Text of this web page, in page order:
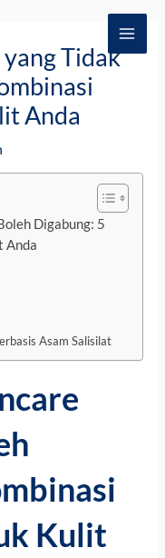
Tidak
Anda
Digabung: 5
Anda
Asam Salisilat
Kulit